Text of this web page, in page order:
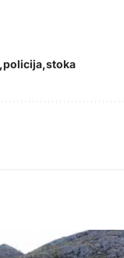
policija stoka